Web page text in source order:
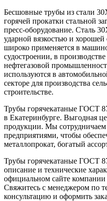
Бесшовные трубы из стали
горячей прокатки стальной
пресс-оборудование. Сталь
ударной вязкостью и
широко применяется в
судостроении, в
нефтегазовой
используются в
секторе для производства
строительстве.
Трубы горячекатаные ГОСТ
в Екатеринбурге. Выгодная
продукции. Мы
предприятиями, чтобы
металлопрокат, богатый
Трубы горячекатаные ГОСТ
описание и технические
официальном сайте
Свяжитесь с менеджером по
консультацию и оформить